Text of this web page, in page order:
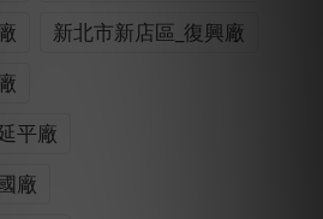
新北市新店區_復興廠
平廠
廠